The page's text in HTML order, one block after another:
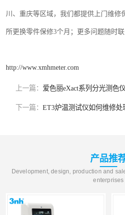
川、重庆等区域，我们都提供上门维修
所更换零件保修3个月 ； 更多问题随时
http://www.xmhmeter.com
上一篇： 爱色丽eXact系列分光测色
下一篇： ET3炉温测试仪如何维修处
产品推
Development, design, production and
enterprises